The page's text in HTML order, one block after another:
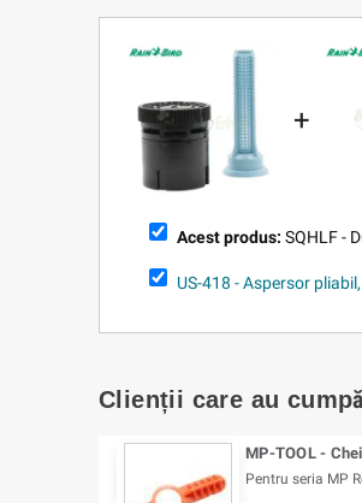
+
Acest produs: SQHLF -
US-418 - Aspersor
Clienții care au
MP-TOOL -
Pentru seria MP